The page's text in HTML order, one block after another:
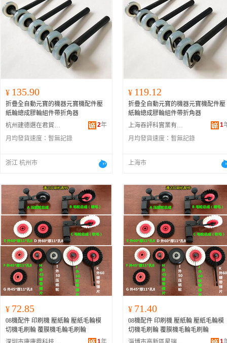
¥ 135.90
折疊全自動元寶的機器元寶機配件壓
紙輪總成膠輪組件帶折角器
杭州建德選在君貿易商行
2年
月均發貨速度： 暫無記錄
浙江 杭州市
¥ 119.12
折疊全自動元寶的機器元寶機配件壓
紙輪總成膠輪組件帶折角器
上海吞評科實業有限公司
1
月均發貨速度： 暫無記錄
上海市
¥ 72.85
08機配件 印刷機 壓紙輪 壓紙毛輪模
切機毛刷輪 覆膜機毛輪毛刷輪
1年
¥ 71.40
08機配件 印刷機 壓紙輪 壓紙毛輪模
切機毛刷輪 覆膜機毛輪毛刷輪
1